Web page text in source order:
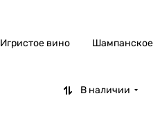
Игристое вино Шампанское
В наличии